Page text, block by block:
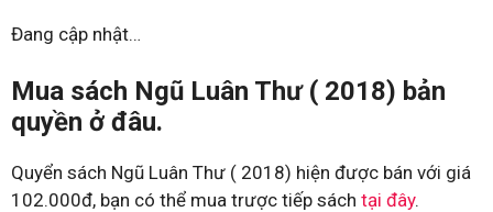
Đang cập nhật…
Mua sách Ngũ Luân Thư ( 2018) bản
quyền ở đâu.
Quyển sách Ngũ Luân Thư ( 2018) hiện được bán với giá
102.000đ, bạn có thể mua trược tiếp sách tại đây.